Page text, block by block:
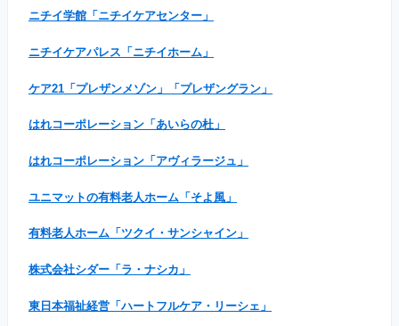
ニチイ学館「ニチイケアセンター」
ニチイケアパレス「ニチイホーム」
ケア21「プレザンメゾン」「プレザングラン」
はれコーポレーション「あいらの杜」
はれコーポレーション「アヴィラージュ」
ユニマットの有料老人ホーム「そよ風」
有料老人ホーム「ツクイ・サンシャイン」
株式会社シダー「ラ・ナシカ」
東日本福祉経営「ハートフルケア・リーシェ」